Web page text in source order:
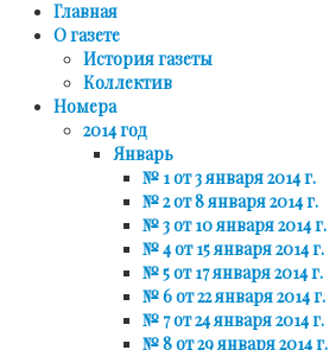
Главная
О газете
История газеты
Коллектив
Номера
2014 год
Январь
№ 1 от 3 января 2014 г.
№ 2 от 8 января 2014 г.
№ 3 от 10 января 2014 г.
№ 4 от 15 января 2014 г.
№ 5 от 17 января 2014 г.
№ 6 от 22 января 2014 г.
№ 7 от 24 января 2014 г.
№ 8 от 29 января 2014 г.